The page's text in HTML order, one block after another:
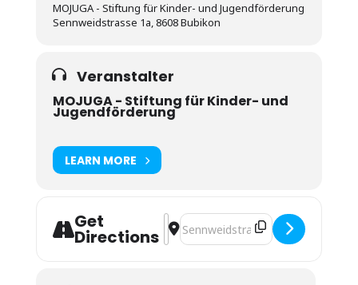
MOJUGA - Stiftung für Kinder- und Jugendförderung
Sennweidstrasse 1a, 8608 Bubikon
Veranstalter
MOJUGA - Stiftung für Kinder- und
Jugendförderung
LEARN MORE
Get
Directions
Address - Kollegialer Austausch zu
Destination Address - Kollegialer